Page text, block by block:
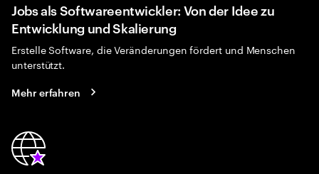
Jobs als Softwareentwickler: Von der Idee zu
Entwicklung und Skalierung
Erstelle Software, die Veränderungen fördert und Menschen
unterstützt.
Mehr erfahren